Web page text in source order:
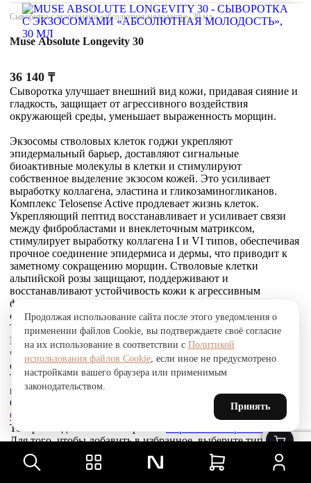
Сыворотка с экзосомами «абсолютная молодость», 30 мл
Muse Absolute Longevity 30
36 140 ₸
Сыворотка улучшает внешний вид кожи, придавая сияние и
гладкость, защищает от агрессивного воздействия
окружающей среды, уменьшает выраженность морщин.
Экзосомы стволовых клеток годжи укрепляют
эпидермальный барьер, доставляют сигнальные
биоактивные молекулы в клетки и стимулируют
собственное выделение экзосом кожей. Это усиливает
выработку коллагена, эластина и гликозаминогликанов.
Комплекс Telosense Active продлевает жизнь клеток.
Укрепляющий пептид восстанавливает и усиливает связи
между фибробластами и внеклеточным матриксом,
стимулирует выработку коллагена I и VI типов, обеспечивая
прочное соединение эпидермиса и дермы, что приводит к
заметному сокращению морщин. Стволовые клетки
альпийской розы защищают, поддерживают и
восстанавливают устойчивость кожи к агрессивным
факторам окружающей среды и преждевременному
старению, улучшают барьерные свойства.
Товар был добавлен
В СРАВНЕНИЕ
чтобы посмотреть список сравнение, добавьте хотя бы ещё
один товар.
Товар был добавлен
в сравнение
Сравнить
Сравнить
Товар был добавлен
Для того, чтобы добавить в избранное, выберите тип товара.
В избранное
Продолжая использование сайта после этого уведомления о
применении файлов Cookie, вы подтверждаете своё согласие
на их использование в соответствии с Политикой
использования файлов Cookie, если иное не предусмотрено
настройками вашего браузера или применимым
законодательством.
Принять